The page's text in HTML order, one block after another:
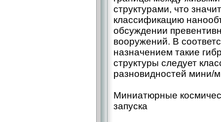
структурами, что
классификацию
обсуждении
вооружений. В
назначением такие
структуры следует
разновидностей мини/
Миниатюрные
запуска